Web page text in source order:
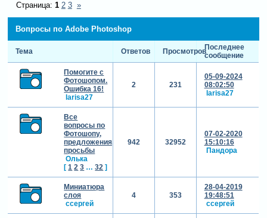
Вопросы по Adobe Photoshop
Страница: 1 2 3 »
Тема Ответов ПросмотровПоследнее
сообщение
Помогите с
Фотошопом.
Ошибка 16!
larisa27
2 231
05-09-2024
08:02:50
larisa27
Все
вопросы по
Фотошопу,
предложения,
просьбы
Олька
[ 1 2 3 … 32 ]
942 32952
07-02-2020
15:10:16
Пандора
Миниатюра
слоя
cсергей
4 353
28-04-2019
19:48:51
cсергей